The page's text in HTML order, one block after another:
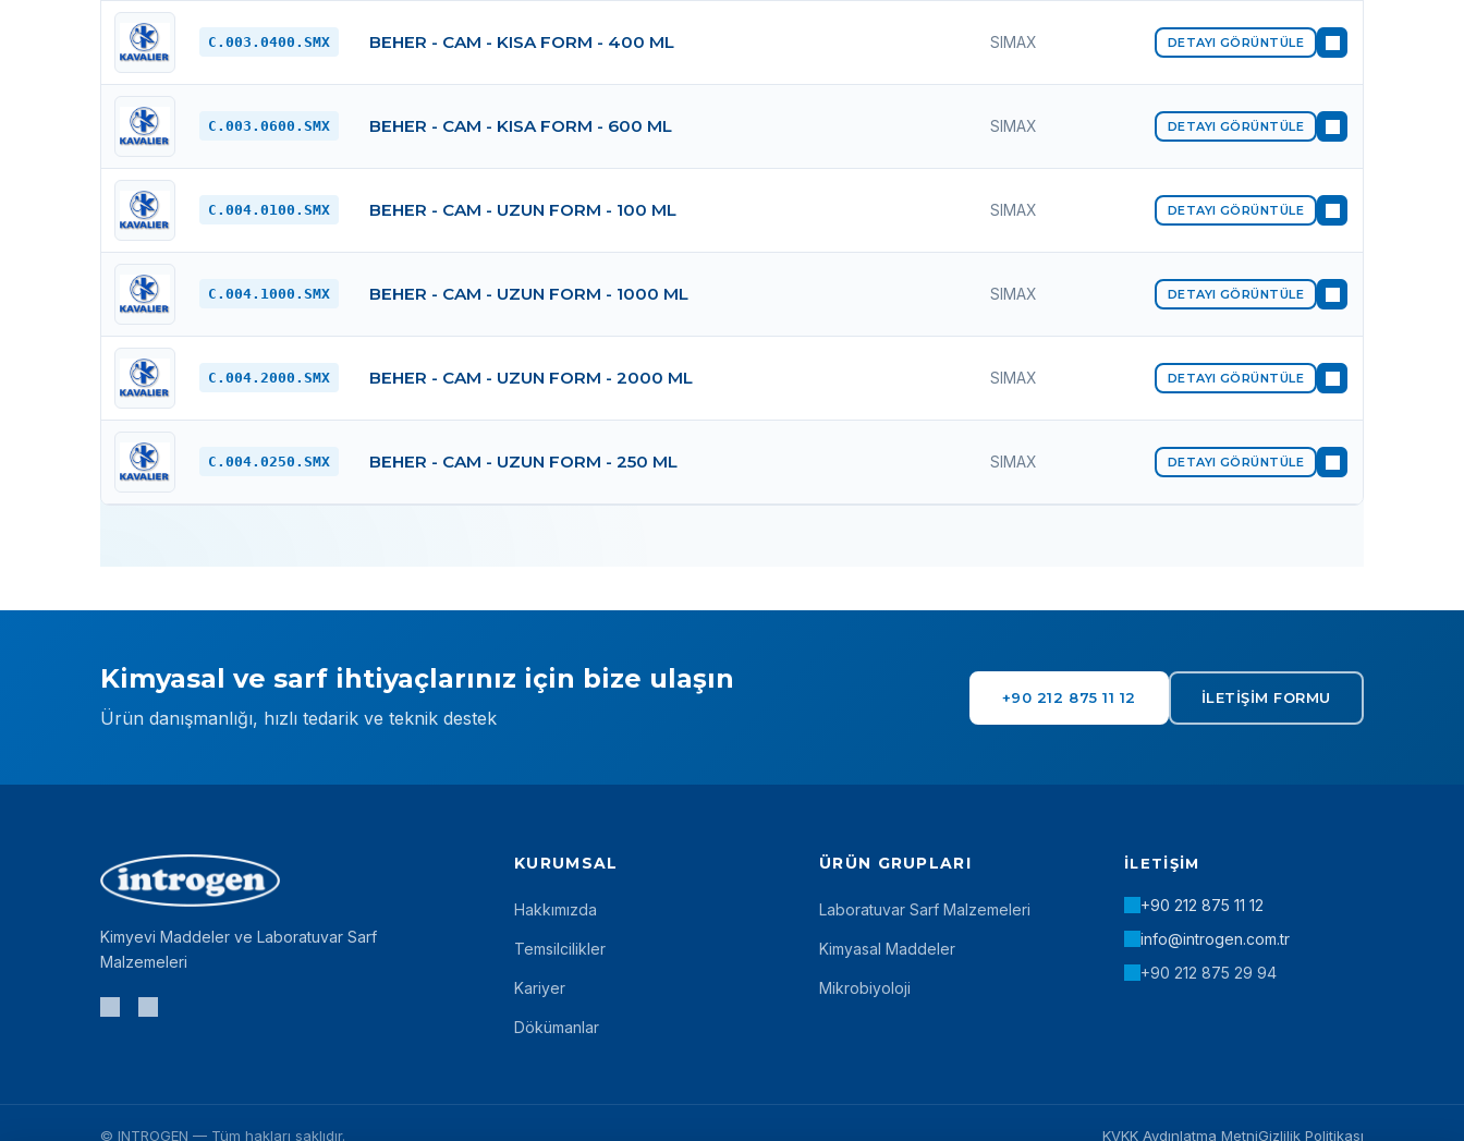
C.003.0400.SMX BEHER - CAM - KISA FORM - 400 ML SIMAX DETAYI GÖRÜNTÜLE
C.003.0600.SMX BEHER - CAM - KISA FORM - 600 ML SIMAX DETAYI GÖRÜNTÜLE
C.004.0100.SMX BEHER - CAM - UZUN FORM - 100 ML SIMAX DETAYI GÖRÜNTÜLE
C.004.1000.SMX BEHER - CAM - UZUN FORM - 1000 ML SIMAX DETAYI GÖRÜNTÜLE
C.004.2000.SMX BEHER - CAM - UZUN FORM - 2000 ML SIMAX DETAYI GÖRÜNTÜLE
C.004.0250.SMX BEHER - CAM - UZUN FORM - 250 ML SIMAX DETAYI GÖRÜNTÜLE
Kimyasal ve sarf ihtiyaçlarınız için bize ulaşın
Ürün danışmanlığı, hızlı tedarik ve teknik destek
+90 212 875 11 12 İLETIŞIM FORMU
Kimyevi Maddeler ve Laboratuvar Sarf
Malzemeleri
KURUMSAL
Hakkımızda
Temsilcilikler
Kariyer
Dökümanlar
ÜRÜN GRUPLARI
Laboratuvar Sarf Malzemeleri
Kimyasal Maddeler
Mikrobiyoloji
İLETIŞIM
+90 212 875 11 12
info@introgen.com.tr
+90 212 875 29 94
© INTROGEN — Tüm hakları saklıdır. KVKK Aydınlatma MetniGizlilik Politikası